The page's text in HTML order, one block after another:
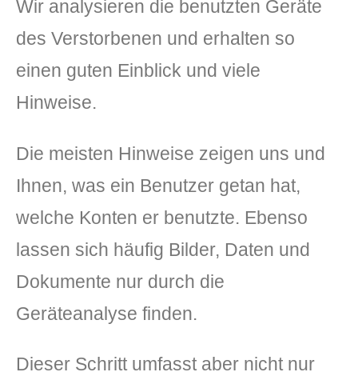
Hilfe
Versionsinformationen
Wir analysieren die benutzten Geräte
des Verstorbenen und erhalten so
einen guten Einblick und viele
Hinweise.
Die meisten Hinweise zeigen uns und
Ihnen, was ein Benutzer getan hat,
welche Konten er benutzte. Ebenso
lassen sich häufig Bilder, Daten und
Dokumente nur durch die
Geräteanalyse finden.
Dieser Schritt umfasst aber nicht nur